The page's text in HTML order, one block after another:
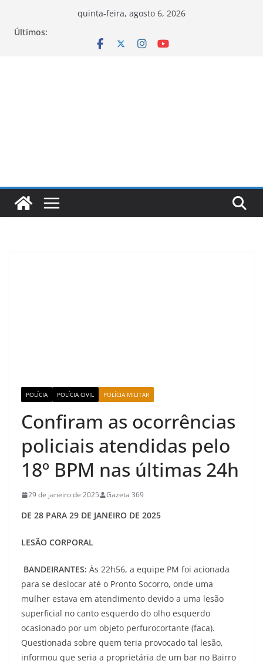
quinta-feira, agosto 6, 2026
Últimos:
POLÍCIA POLÍCIA CIVIL POLÍCIA MILITAR
Confiram as ocorrências
policiais atendidas pelo
18º BPM nas últimas 24h
29 de janeiro de 2025 Gazeta 369
DE 28 PARA 29 DE JANEIRO DE 2025
LESÃO CORPORAL
BANDEIRANTES: Às 22h56, a equipe PM foi acionada
para se deslocar até o Pronto Socorro, onde uma
mulher estava em atendimento devido a uma lesão
superficial no canto esquerdo do olho esquerdo
ocasionado por um objeto perfurocortante (faca).
Questionada sobre quem teria provocado tal lesão,
informou que seria a proprietária de um bar no Bairro